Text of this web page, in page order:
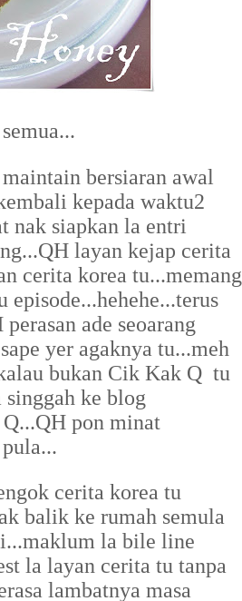
bersiaran awal
kepada waktu2
nak siapkan la entri
layan kejap cerita
cerita korea tu...memang
episode...hehehe...terus
ade seoarang
yer agaknya tu...meh
bukan Cik Kak Q tu
singgah ke blog
pon minat
cerita korea tu
balik ke rumah semula
la bile line
la layan cerita tu tanpa
lambatnya masa